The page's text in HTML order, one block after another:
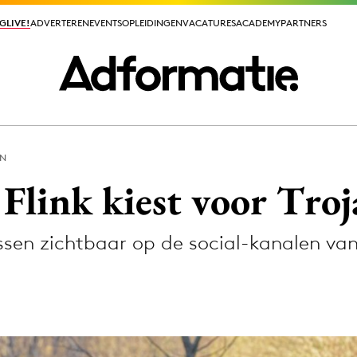
ADVERTERENEVENTSOPLEIDINGENVACATURESACADEMYPARTNERS
ADVERTERENEVENTSOPLEIDINGENVACATURESACADEMYPARTNERS
PR
kiest voor
zichtbaar op de social-kanalen